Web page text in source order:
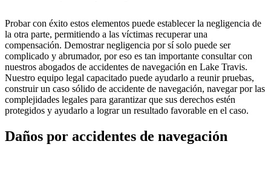
Probar con éxito estos elementos puede establecer la negligencia de
la otra parte, permitiendo a las víctimas recuperar una
compensación. Demostrar negligencia por sí solo puede ser
complicado y abrumador, por eso es tan importante consultar con
nuestros abogados de accidentes de navegación en Lake Travis.
Nuestro equipo legal capacitado puede ayudarlo a reunir pruebas,
construir un caso sólido de accidente de navegación, navegar por las
complejidades legales para garantizar que sus derechos estén
protegidos y ayudarlo a lograr un resultado favorable en el caso.
Daños por accidentes de navegación